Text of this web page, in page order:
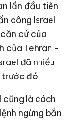
lần đầu tiên
công Israel
cứ của
của Tehran -
đã nhiều
trước đó.
cũng là cách
ngừng bắn